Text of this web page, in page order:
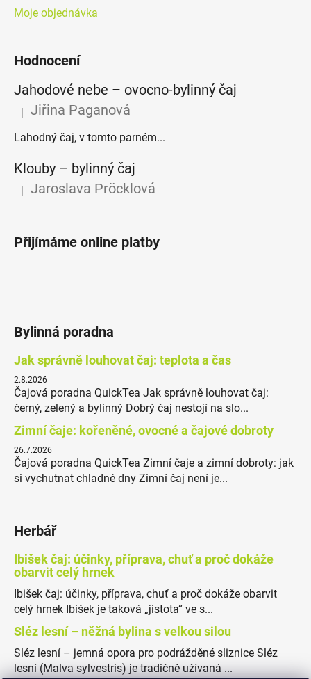
Moje objednávka
Hodnocení
Jahodové nebe – ovocno-bylinný čaj
Hodnocení produktu je 5 z 5 hvězdiček.
| Jiřina Paganová
Lahodný čaj, v tomto parném...
Klouby –⁠⁠⁠⁠⁠ bylinný čaj
Hodnocení produktu je 5 z 5 hvězdiček.
| Jaroslava Pröcklová
Přijímáme online platby
Bylinná poradna
Jak správně louhovat čaj: teplota a čas
2.8.2026
Čajová poradna QuickTea Jak správně louhovat čaj:
černý, zelený a bylinný Dobrý čaj nestojí na slo...
Zimní čaje: kořeněné, ovocné a čajové dobroty
26.7.2026
Čajová poradna QuickTea Zimní čaje a zimní dobroty: jak
si vychutnat chladné dny Zimní čaj není je...
Herbář
Ibišek čaj: účinky, příprava, chuť a proč dokáže
obarvit celý hrnek
Ibišek čaj: účinky, příprava, chuť a proč dokáže obarvit
celý hrnek Ibišek je taková „jistota“ ve s...
Sléz lesní – něžná bylina s velkou silou
Sléz lesní – jemná opora pro podrážděné sliznice Sléz
lesní (Malva sylvestris) je tradičně užívaná ...